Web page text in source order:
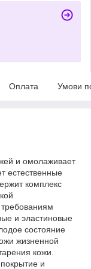
Оплата Умови
и омолаживает
естественные
комплекс
и эластиновые
состояние
жизненной
кожи.
и